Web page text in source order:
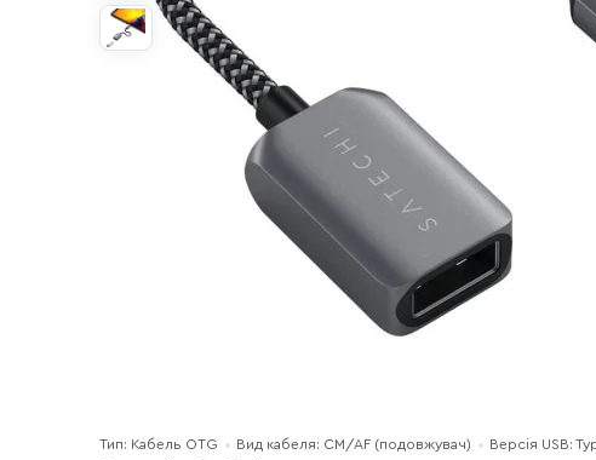
Тип: Кабель OTG Вид кабеля: СM/АF (подовжувач)
Версія USB: